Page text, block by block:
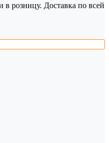
в розницу. Доставка по всей